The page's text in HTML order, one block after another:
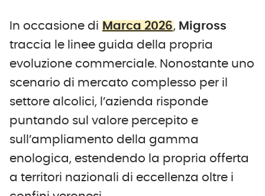
In occasione di Marca 2026, Migross
traccia le linee guida della propria
evoluzione commerciale. Nonostante uno
scenario di mercato complesso per il
settore alcolici, l’azienda risponde
puntando sul valore percepito e
sull’ampliamento della gamma
enologica, estendendo la propria offerta
a territori nazionali di eccellenza oltre i